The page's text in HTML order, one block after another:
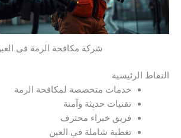
شركة مكافحة الرمة فى
النقاط الرئيسية
خدمات متخصصة لمكافحة الرمة
تقنيات حديثة وآمنة
فريق خبراء محترف
تغطية شاملة في العين